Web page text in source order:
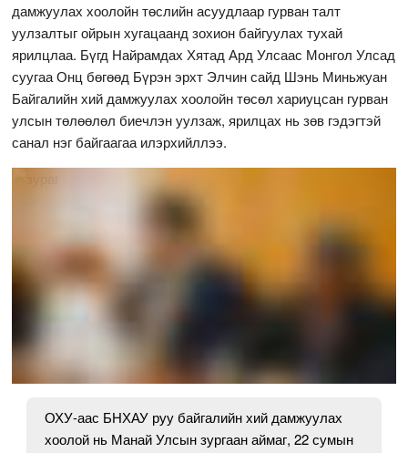
дамжуулах хоолойн төслийн асуудлаар гурван талт
уулзалтыг ойрын хугацаанд зохион байгуулах тухай
ярилцлаа. Бүгд Найрамдах Хятад Ард Улсаас Монгол Улсад
суугаа Онц бөгөөд Бүрэн эрхт Элчин сайд Шэнь Миньжуан
Байгалийн хий дамжуулах хоолойн төсөл хариуцсан гурван
улсын төлөөлөл биечлэн уулзаж, ярилцах нь зөв гэдэгтэй
санал нэг байгаагаа илэрхийллээ.
ОХУ-аас БНХАУ руу байгалийн хий дамжуулах
хоолой нь Манай Улсын зургаан аймаг, 22 сумын